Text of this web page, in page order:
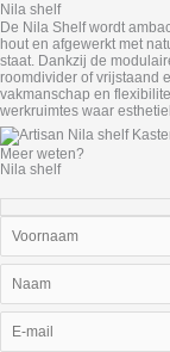
Nila shelf
De Nila Shelf wordt
hout en afgewerkt met
staat. Dankzij de
roomdivider of vrijstaand
vakmanschap en
werkruimtes waar
Meer weten?
Nila shelf